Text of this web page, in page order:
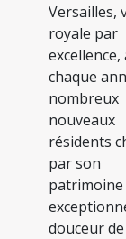
Versailles,
royale par
chaque
nombreux
nouveaux
résidents
par son
patrimoine
douceur